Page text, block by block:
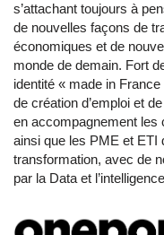
s’attachant toujours à
de nouvelles façons de
économiques et de
monde de demain. Fort
identité « made in
de création d’emploi et
en accompagnement les
ainsi que les PME et ETI
transformation, avec de
par la Data et